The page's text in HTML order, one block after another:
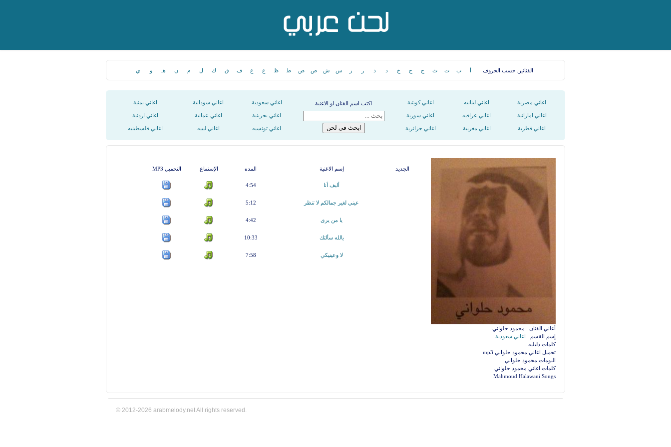
الفنانين حسب الحروف أ ب ت ث ج ح خ د ذ ر ز س ش ص ض ط ظ ع غ ف ق ك ل م ن هـ و ي
اغاني مصرية اغاني لبنانيه اغاني كويتية اكتب اسم الفنان او الاغنية اغاني سعودية اغاني سودانية اغاني يمنية
اغاني اماراتية اغاني عراقيه اغاني سورية اغاني بحرينية اغاني عمانية اغاني اردنية
اغاني قطرية اغاني مغربية اغاني جزائرية اغاني تونسيه اغاني ليبيه اغاني فلسطينيه
أغاني الفنان : محمود حلواني
إسم القسم : اغاني سعودية
كلمات دليليه :
تحميل اغاني محمود حلواني mp3
البومات محمود حلواني
كلمات اغاني محمود حلواني
Mahmoud Halawani Songs
الجديد إسم الاغنية المده الإستماع التحميل MP3
أليف أنا 4:54
عيني لغير جمالكم لا تنظر 5:12
يا من يرى 4:42
يالله سألتك 10:33
لا وعينيكي 7:58
© 2012-2026 arabmelody.net All rights reserved.